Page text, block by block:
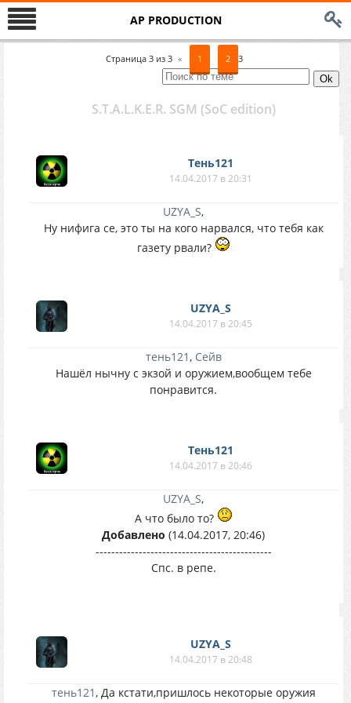
AP PRODUCTION
Страница 3 из 3 « 1 2 3
S.T.A.L.K.E.R. SGM (SoC edition)
Тень121
14.04.2017 в 20:31
UZYA_S,
Ну нифига се, это ты на кого нарвался, что тебя как
газету рвали?
UZYA_S
14.04.2017 в 20:45
тень121, Сейв
Нашёл нычну с экзой и оружием,вообщем тебе
понравится.
Тень121
14.04.2017 в 20:46
UZYA_S,
А что было то?
Добавлено (14.04.2017, 20:46)
---------------------------------------------
Спс. в репе.
UZYA_S
14.04.2017 в 20:48
тень121, Да кстати,пришлось некоторые оружия